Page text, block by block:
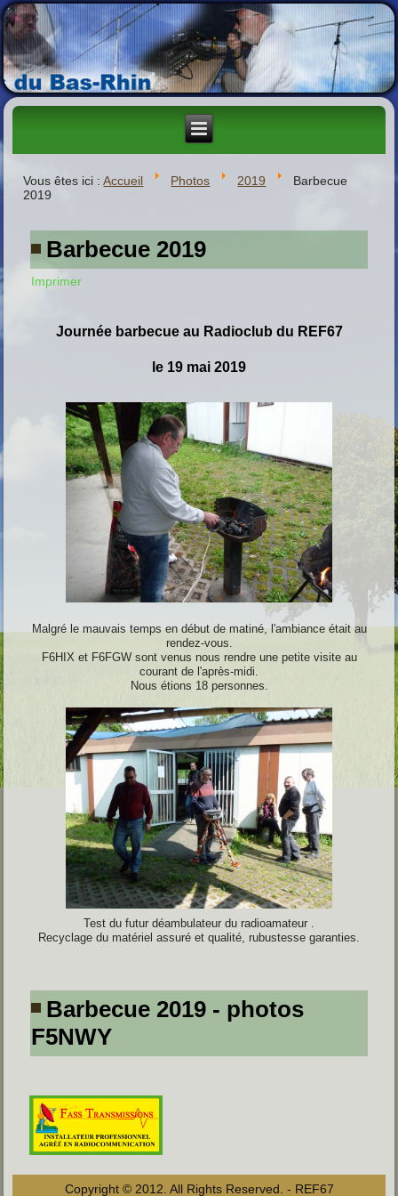
Vous êtes ici :Accueil Photos 2019
Barbecue
2019
Barbecue 2019
Imprimer
Journée barbecue au Radioclub du REF67
le 19 mai 2019
Malgré le mauvais temps en début de matiné, l'ambiance était au
rendez-vous.
F6HIX et F6FGW sont venus nous rendre une petite visite au
courant de l'après-midi.
Nous étions 18 personnes.
Test du futur déambulateur du radioamateur .
Recyclage du matériel assuré et qualité, rubustesse garanties.
Barbecue 2019 - photos
F5NWY
Copyright © 2012. All Rights Reserved. - REF67